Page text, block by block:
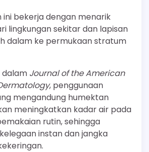
bekerja dengan menarik
lingkungan sekitar dan lapisan
dalam ke permukaan stratum
dalam Journal of the American
, penggunaan
mengandung humektan
meningkatkan kadar air pada
rutin, sehingga
instan dan jangka